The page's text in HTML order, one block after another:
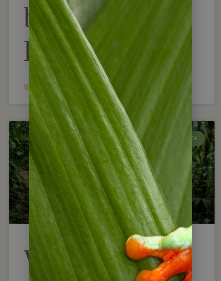
besonders
lohnen
WEITERLESEN »
COSTA RICA
Wie